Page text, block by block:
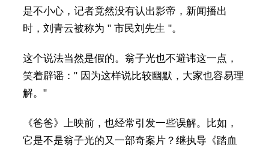
是不小心，记者竟然没有认出影帝，新闻播出
时，刘青云被称为 " 市民刘先生 "。
这个说法当然是假的。翁子光也不避讳这一点，
笑着辟谣：" 因为这样说比较幽默，大家也容易理
解。"
《爸爸》上映前，也经常引发一些误解。比如，
它是不是翁子光的又一部奇案片？继执导《踏血